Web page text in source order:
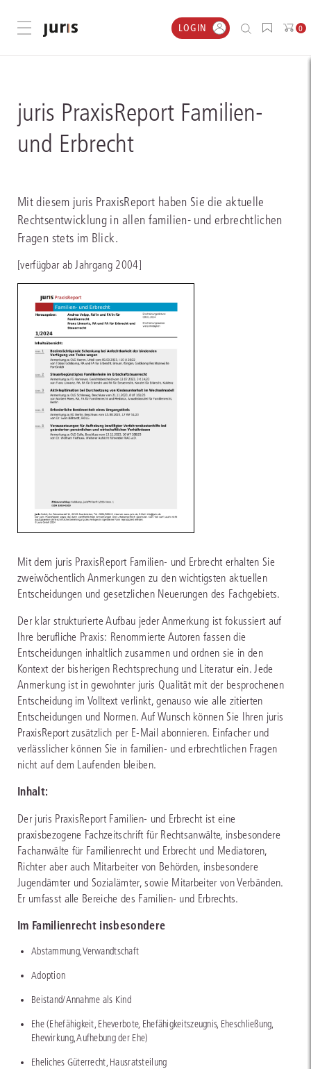
Menü öffnen LOGIN 0
juris PraxisReport Familien-
und Erbrecht
Mit diesem juris PraxisReport haben Sie die aktuelle
Rechtsentwicklung in allen familien- und erbrechtlichen
Fragen stets im Blick.
[verfügbar ab Jahrgang 2004]
Mit dem juris PraxisReport Familien- und Erbrecht erhalten Sie
zweiwöchentlich Anmerkungen zu den wichtigsten aktuellen
Entscheidungen und gesetzlichen Neuerungen des Fachgebiets.
Der klar strukturierte Aufbau jeder Anmerkung ist fokussiert auf
Ihre berufliche Praxis: Renommierte Autoren fassen die
Entscheidungen inhaltlich zusammen und ordnen sie in den
Kontext der bisherigen Rechtsprechung und Literatur ein. Jede
Anmerkung ist in gewohnter juris Qualität mit der besprochenen
Entscheidung im Volltext verlinkt, genauso wie alle zitierten
Entscheidungen und Normen. Auf Wunsch können Sie Ihren juris
PraxisReport zusätzlich per E-Mail abonnieren. Einfacher und
verlässlicher können Sie in familien- und erbrechtlichen Fragen
nicht auf dem Laufenden bleiben.
Inhalt:
Der juris PraxisReport Familien- und Erbrecht ist eine
praxisbezogene Fachzeitschrift für Rechtsanwälte, insbesondere
Fachanwälte für Familienrecht und Erbrecht und Mediatoren,
Richter aber auch Mitarbeiter von Behörden, insbesondere
Jugendämter und Sozialämter, sowie Mitarbeiter von Verbänden.
Er umfasst alle Bereiche des Familien- und Erbrechts.
Im Familienrecht insbesondere
Abstammung, Verwandtschaft
Adoption
Beistand/Annahme als Kind
Ehe (Ehefähigkeit, Eheverbote, Ehefähigkeitszeugnis, Eheschließung,
Ehewirkung, Aufhebung der Ehe)
Eheliches Güterrecht, Hausratsteilung